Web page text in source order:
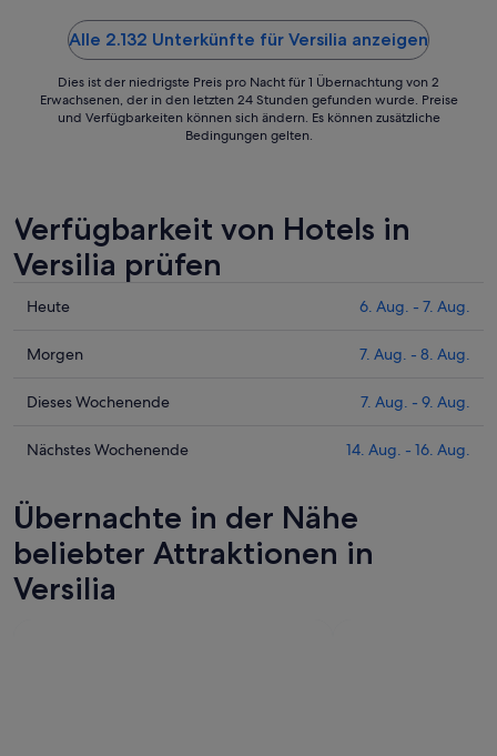
Alle 2.132 Unterkünfte für Versilia anzeigen
Dies ist der niedrigste Preis pro Nacht für 1 Übernachtung von 2
Erwachsenen, der in den letzten 24 Stunden gefunden wurde. Preise
und Verfügbarkeiten können sich ändern. Es können zusätzliche
Bedingungen gelten.
Verfügbarkeit von Hotels in
Versilia prüfen
Prüfe
Preise
Versilia
Nacht,
-
Aug.
Heute 6. Aug. - 7. Aug.
Prüfe
Preise
Versilia
7.
Aug.
-
8.
Morgen 7. Aug. - 8. Aug.
Prüfe
Preise
Versilia
dieses
Wochenende,
7.
Aug.
Dieses Wochenende 7. Aug. - 9. Aug.
Prüfe
Preise
für
Versilia
am
nächsten
Nächstes Wochenende 14. Aug. - 16. Aug.
Übernachte in der Nähe
beliebter Attraktionen in
Versilia